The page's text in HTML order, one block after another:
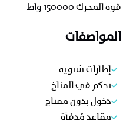
قوة المحرك 150000 واط
المواصفات
إطارات شتوية
تحكم في المناخ.
دخول بدون مفتاح
مقاعد مُدفأة